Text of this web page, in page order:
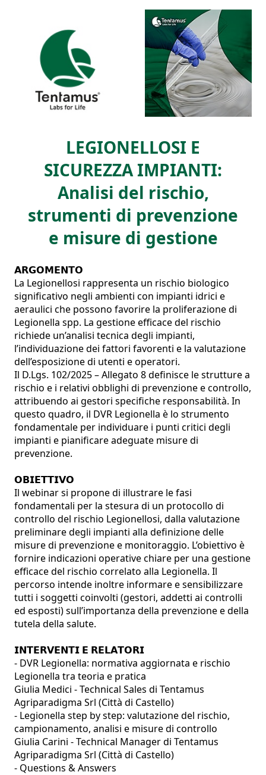
LEGIONELLOSI E
SICUREZZA IMPIANTI:
Analisi del rischio,
strumenti di prevenzione
e misure di gestione
𝗔𝗥𝗚𝗢𝗠𝗘𝗡𝗧𝗢
La Legionellosi rappresenta un rischio biologico
significativo negli ambienti con impianti idrici e
aeraulici che possono favorire la proliferazione di
Legionella spp. La gestione efficace del rischio
richiede un’analisi tecnica degli impianti,
l’individuazione dei fattori favorenti e la valutazione
dell’esposizione di utenti e operatori.
Il D.Lgs. 102/2025 – Allegato 8 definisce le strutture a
rischio e i relativi obblighi di prevenzione e controllo,
attribuendo ai gestori specifiche responsabilità. In
questo quadro, il DVR Legionella è lo strumento
fondamentale per individuare i punti critici degli
impianti e pianificare adeguate misure di
prevenzione.
𝗢𝗕𝗜𝗘𝗧𝗧𝗜𝗩𝗢
Il webinar si propone di illustrare le fasi
fondamentali per la stesura di un protocollo di
controllo del rischio Legionellosi, dalla valutazione
preliminare degli impianti alla definizione delle
misure di prevenzione e monitoraggio. L’obiettivo è
fornire indicazioni operative chiare per una gestione
efficace del rischio correlato alla Legionella. Il
percorso intende inoltre informare e sensibilizzare
tutti i soggetti coinvolti (gestori, addetti ai controlli
ed esposti) sull’importanza della prevenzione e della
tutela della salute.
𝗜𝗡𝗧𝗘𝗥𝗩𝗘𝗡𝗧𝗜 𝗘 𝗥𝗘𝗟𝗔𝗧𝗢𝗥𝗜
- DVR Legionella: normativa aggiornata e rischio
Legionella tra teoria e pratica
Giulia Medici - Technical Sales di Tentamus
Agriparadigma Srl (Città di Castello)
- Legionella step by step: valutazione del rischio,
campionamento, analisi e misure di controllo
Giulia Carini - Technical Manager di Tentamus
Agriparadigma Srl (Città di Castello)
- Questions & Answers